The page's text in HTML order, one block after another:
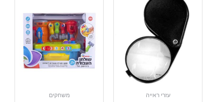
עזרי ראייה משחקים